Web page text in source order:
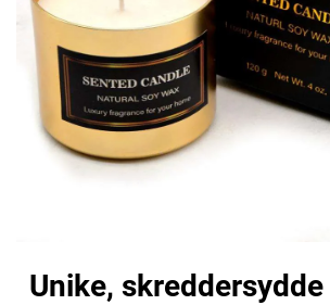
Unike,